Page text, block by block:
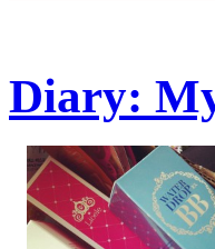
Diary: